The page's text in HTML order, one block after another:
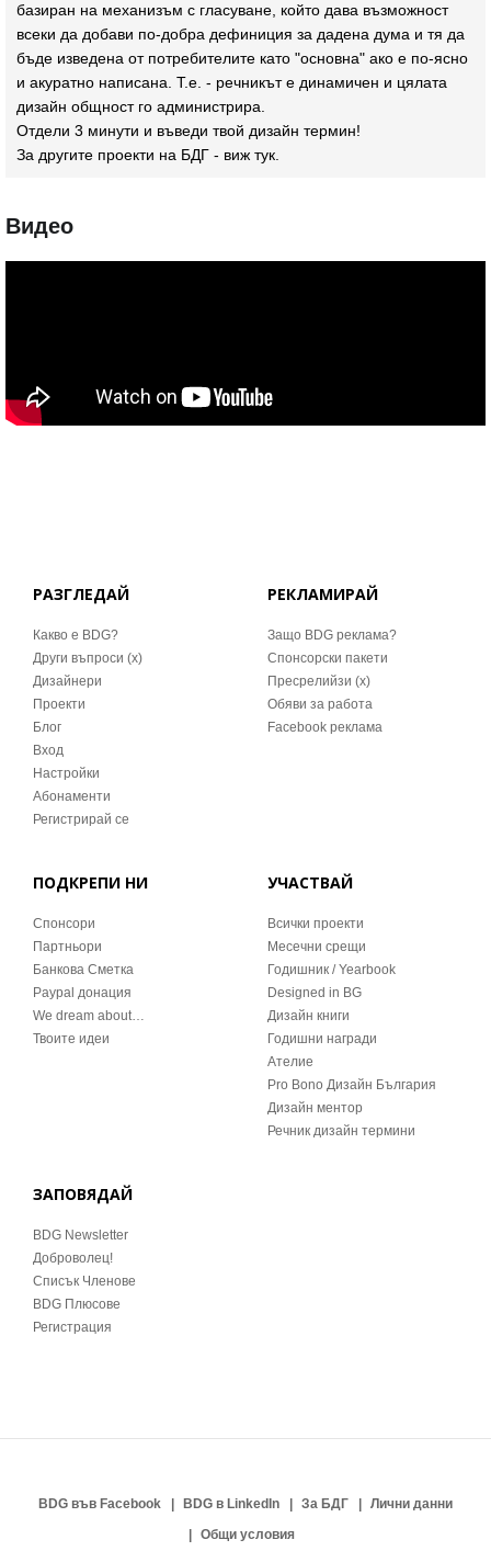
базиран на механизъм с гласуване, който дава възможност
всеки да добави по-добра дефиниция за дадена дума и тя да
бъде изведена от потребителите като "основна" ако е по-ясно
и акуратно написана. Т.е. - речникът е динамичен и цялата
дизайн общност го администрира.
Отдели 3 минути и въведи твой дизайн термин!
За другите проекти на БДГ - виж тук
Видео
РАЗГЛЕДАЙ
Какво е BDG?
Други въпроси (x)
Дизайнери
Проекти
Блог
Вход
Настройки
Абонаменти
Регистрирай се
РЕКЛАМИРАЙ
Защо BDG реклама?
Спонсорски пакети
Пресрелийзи (x)
Обяви за работа
Facebook реклама
ПОДКРЕПИ НИ
Спонсори
Партньори
Банкова Сметка
Paypal донация
We dream about…
Твоите идеи
УЧАСТВАЙ
Всички проекти
Месечни срещи
Годишник / Yearbook
Designed in BG
Дизайн книги
Годишни награди
Ателие
Pro Bono Дизайн България
Дизайн ментор
Речник дизайн термини
ЗАПОВЯДАЙ
BDG Newsletter
Доброволец!
Списък Членове
BDG Плюсове
Регистрация
BDG във Facebook BDG в LinkedIn За БДГ
Лични данни
Общи условия